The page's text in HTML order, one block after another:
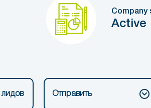
Company
Active
лидов Отправить